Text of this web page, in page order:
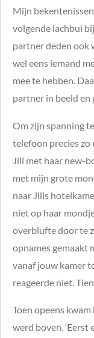
Mijn
volgende lachbui
partner deden ook
wel eens iemand
mee te hebben.
partner in beeld en
Om zijn spanning
telefoon precies zo
Jill met haar new-
met mijn grote
naar Jills
niet op haar
overblufte door te
opnames gemaakt
vanaf jouw kamer
reageerde niet.
Toen opeens kwam
werd boven. ‘Eerst